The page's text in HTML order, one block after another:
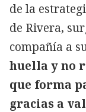
de la
de Rivera,
compañía a
huella y no
que forma
gracias a